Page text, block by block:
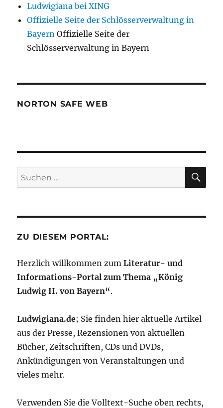
Ludwigiana bei XING
Offizielle Seite der Schlösserverwaltung in
Bayern Offizielle Seite der
Schlösserverwaltung in Bayern
NORTON SAFE WEB
Suchen
nach:
ZU DIESEM PORTAL:
Herzlich willkommen zumLiteratur- und
Informations-Portal zum Thema „König
Ludwig II. von Bayern“.
Ludwigiana.de; Sie finden hier aktuelle Artikel
aus der Presse, Rezensionen von aktuellen
Bücher, Zeitschriften, CDs und DVDs,
Ankündigungen von Veranstaltungen und
vieles mehr.
Verwenden Sie die Volltext-Suche oben rechts,